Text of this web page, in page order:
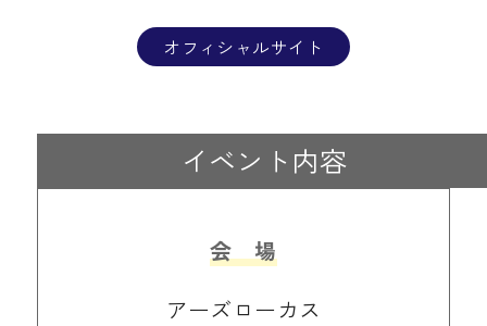
オフィシャルサイト
イベント内容
会 場
アーズローカス